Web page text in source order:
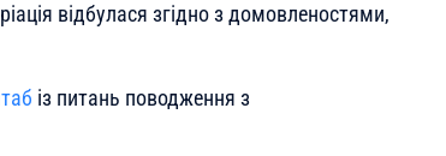
відбулася згідно з домовленостями,
із питань поводження з